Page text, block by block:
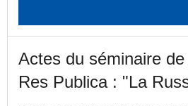
Actes du séminaire
Res Publica : "La